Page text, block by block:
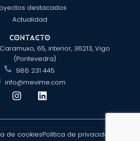
destacados
Actualidad
Contacto
65, interior, 36213, Vigo
(Pontevedra)
986 231 445
info@mevime.com
I
n
t
a
L
i
k
e
de cookiesPolítica de privacidad